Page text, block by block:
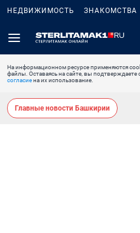
НЕДВИЖИМОСТЬ ЗНАКОМСТВА
На информационном ресурсе применяются
файлы. Оставаясь на сайте, вы подтверждаете
согласиена их использование.
Главные новости Башкирии